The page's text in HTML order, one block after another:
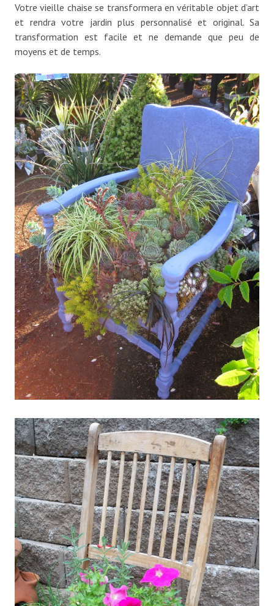
Votre vieille chaise se transformera en véritable objet d’art
et rendra votre jardin plus personnalisé et original. Sa
transformation est facile et ne demande que peu de
moyens et de temps.